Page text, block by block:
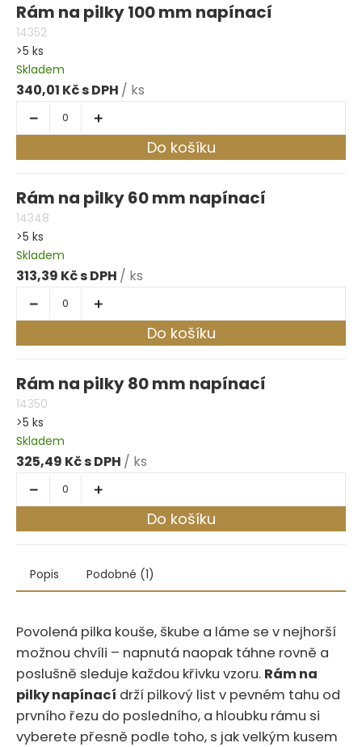
Rám na pilky 100 mm napínací
14352
>5 ks
Skladem
340,01 Kč / ks
Do košíku
Rám na pilky 60 mm napínací
14348
>5 ks
Skladem
313,39 Kč / ks
Do košíku
Rám na pilky 80 mm napínací
14350
>5 ks
Skladem
325,49 Kč / ks
Do košíku
Popis Podobné (1)
Povolená pilka kouše, škube a láme se v nejhorší
možnou chvíli – napnutá naopak táhne rovně a
poslušně sleduje každou křivku vzoru. Rám na
pilky napínací drží pilkový list v pevném tahu od
prvního řezu do posledního, a hloubku rámu si
vyberete přesně podle toho, s jak velkým kusem